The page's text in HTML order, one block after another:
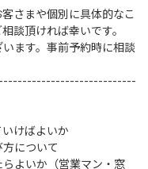
さまや個別に具体的なこ
談頂ければ幸いです。
ます。事前予約時に相談
けばよいか
方について
よいか（営業マン・窓